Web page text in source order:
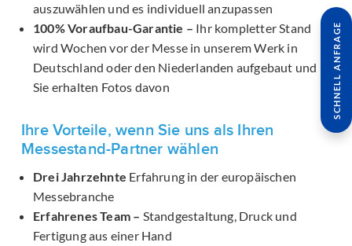
auszuwählen und es individuell anzupassen
100% Voraufbau-Garantie – Ihr kompletter Stand
wird Wochen vor der Messe in unserem Werk in
Deutschland oder den Niederlanden aufgebaut und
Sie erhalten Fotos davon
Ihre Vorteile, wenn Sie uns als Ihren
Messestand-Partner wählen
Drei Jahrzehnte Erfahrung in der europäischen
Messebranche
Erfahrenes Team – Standgestaltung, Druck und
Fertigung aus einer Hand
SCHNELL ANFRAGE